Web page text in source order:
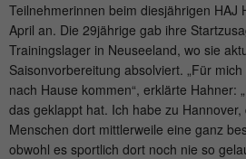
Teilnehmerinnen beim diesjährigen HAJ
April an. Die 29jährige gab ihre
Trainingslager in Neuseeland, wo sie
Saisonvorbereitung absolviert. „Für
nach Hause kommen“, erklärte Hahner:
das geklappt hat. Ich habe zu
Menschen dort mittlerweile eine ganz
obwohl es sportlich dort noch nie so
Purpose
Collects statistics
the website, such as
average length of
which pages were
Name MATOMO_SESSID